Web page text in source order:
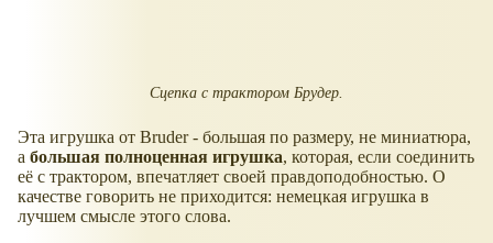
Сцепка с трактором Брудер.
Эта игрушка от Bruder - большая по размеру, не миниатюра,
а большая полноценная игрушка, которая, если соединить
её с трактором, впечатляет своей правдоподобностью. О
качестве говорить не приходится: немецкая игрушка в
лучшем смысле этого слова.